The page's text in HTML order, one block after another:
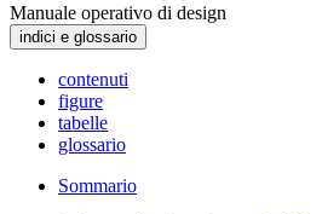
Manuale operativo di design
indici e glossario
contenuti
figure
tabelle
glossario
Sommario